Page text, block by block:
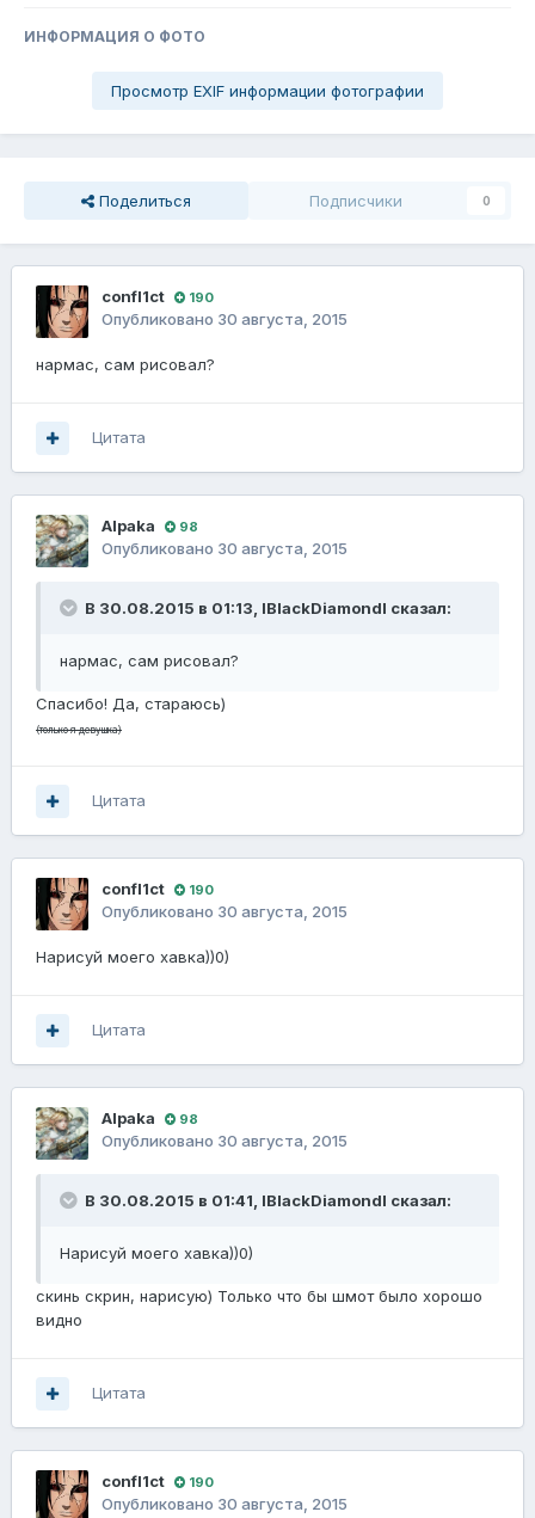
ИНФОРМАЦИЯ О ФОТО
Просмотр EXIF информации фотографии
Поделиться Подписчики 0
confl1ct 190
Опубликовано 30 августа, 2015
нармас, сам рисовал?
Цитата
Alpaka 98
Опубликовано 30 августа, 2015
В 30.08.2015 в 01:13, IBlackDiamondI сказал:
нармас, сам рисовал?
Спасибо! Да, стараюсь)
(только я девушка)
Цитата
confl1ct 190
Опубликовано 30 августа, 2015
Нарисуй моего хавка))0)
Цитата
Alpaka 98
Опубликовано 30 августа, 2015
В 30.08.2015 в 01:41, IBlackDiamondI сказал:
Нарисуй моего хавка))0)
скинь скрин, нарисую) Только что бы шмот было хорошо
видно
Цитата
confl1ct 190
Опубликовано 30 августа, 2015